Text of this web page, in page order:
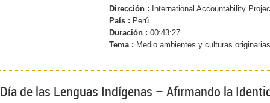
Dirección : International Accountability
País : Perú
Duración : 00:43:27
Tema : Medio ambientes y culturas originarias
Día de las Lenguas Indígenas – Afirmando la